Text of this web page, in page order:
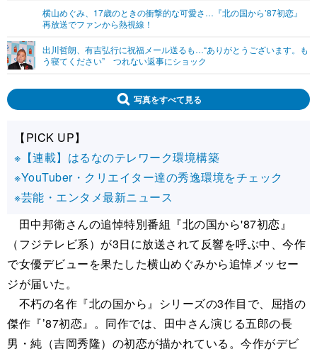
グラビア ブログ
その他
横山めぐみ、17歳のときの衝撃的な可愛さ…『北の国から’87初恋』
再放送でファンから熱視線！
出川哲朗、有吉弘行に祝福メール送るも…“ありがとうございます。も
う寝てください” つれない返事にショック
写真をすべて見る
【PICK UP】
※【連載】はるなのテレワーク環境構築
※YouTuber・クリエイター達の秀逸環境をチェック
※芸能・エンタメ最新ニュース
田中邦衛さんの追悼特別番組『北の国から'87初恋』
（フジテレビ系）が3日に放送されて反響を呼ぶ中、今作
で女優デビューを果たした横山めぐみから追悼メッセー
ジが届いた。
不朽の名作『北の国から』シリーズの3作目で、屈指の
傑作『’87初恋』。同作では、田中さん演じる五郎の長
男・純（吉岡秀隆）の初恋が描かれている。今作がデビ